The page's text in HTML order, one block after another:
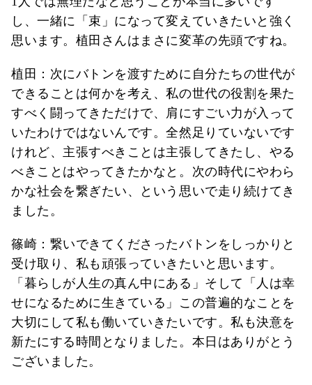
し、一緒に「束」になって変えていきたいと強く
思います。植田さんはまさに変革の先頭ですね。
植田：次にバトンを渡すために自分たちの世代が
できることは何かを考え、私の世代の役割を果た
すべく闘ってきただけで、肩にすごい力が入って
いたわけではないんです。全然足りていないです
けれど、主張すべきことは主張してきたし、やる
べきことはやってきたかなと。次の時代にやわら
かな社会を繋ぎたい、という思いで走り続けてき
ました。
篠崎：繋いできてくださったバトンをしっかりと
受け取り、私も頑張っていきたいと思います。
「暮らしが人生の真ん中にある」そして「人は幸
せになるために生きている」この普遍的なことを
大切にして私も働いていきたいです。私も決意を
新たにする時間となりました。本日はありがとう
ございました。